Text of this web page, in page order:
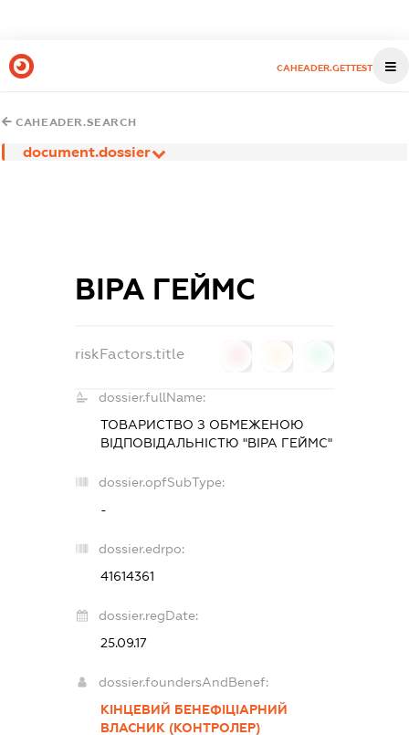
CAHEADER.GETTEST
CAHEADER.SEARCH
document.dossier
ВІРА ГЕЙМС
riskFactors.title
dossier.fullName:
ТОВАРИСТВО З ОБМЕЖЕНОЮ
ВІДПОВІДАЛЬНІСТЮ "ВІРА ГЕЙМС"
dossier.opfSubType:
-
dossier.edrpo:
41614361
dossier.regDate:
25.09.17
dossier.foundersAndBenef:
КІНЦЕВИЙ БЕНЕФІЦІАРНИЙ
ВЛАСНИК (КОНТРОЛЕР)